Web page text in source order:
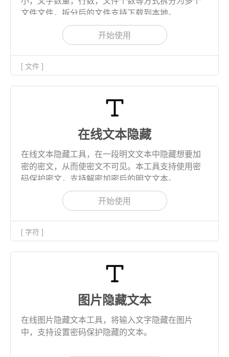
文件文件，拆分后的文件支持下载到本地。
开始使用
[ 文件 ]
在线文本隐藏
在线文本隐藏工具，在一段明文文本中隐藏想要加
密的密文，从而使密文不可见。本工具支持使用密
码保护密文，支持解密加密后的明文文本。
开始使用
[ 字符 ]
图片隐藏文本
在线图片隐藏文本工具，将输入文字隐藏在图片
中，支持设置密码保护隐藏的文本。